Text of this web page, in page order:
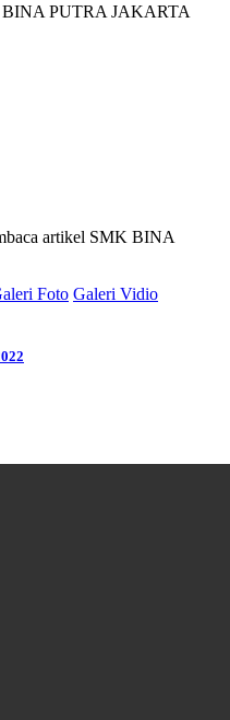
PUTRA JAKARTA
artikel SMK BINA
Foto Galeri Vidio